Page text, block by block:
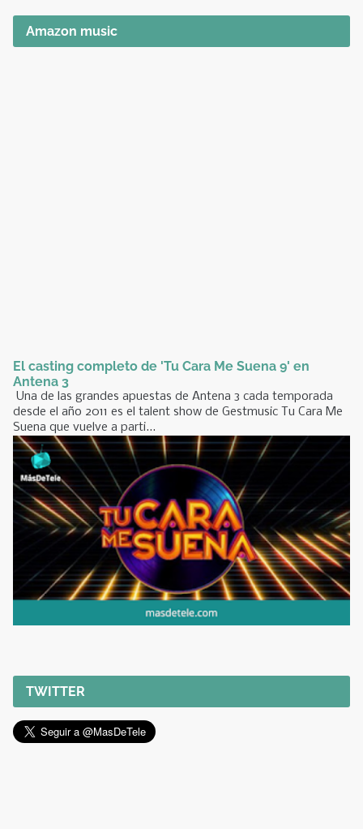
Amazon music
El casting completo de 'Tu Cara Me Suena 9' en
Antena 3
Una de las grandes apuestas de Antena 3 cada temporada
desde el año 2011 es el talent show de Gestmusic Tu Cara Me
Suena que vuelve a parti...
TWITTER